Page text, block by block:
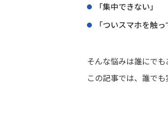
「集中できない」
「ついスマホを触っ
そんな悩みは誰にでも
この記事では、誰で